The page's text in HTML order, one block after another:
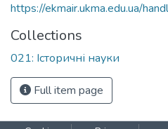
https://ekmair.ukma.edu.ua/
Collections
021: Iсторичні науки
Full item page